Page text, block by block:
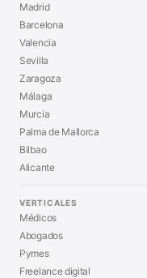
Madrid
Barcelona
Valencia
Sevilla
Zaragoza
Málaga
Murcia
Palma de Mallorca
Bilbao
Alicante
VERTICALES
Médicos
Abogados
Pymes
Freelance digital